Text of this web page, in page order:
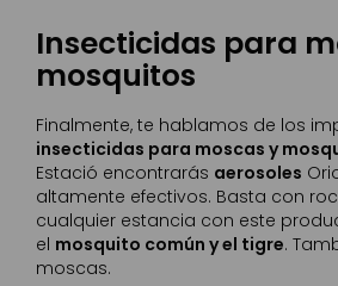
Insecticidas para
mosquitos
Finalmente, te hablamos de los
insecticidas para moscas y
Estació encontrarás aerosoles
altamente efectivos. Basta con
cualquier estancia con este
el mosquito común y el tigre.
moscas.